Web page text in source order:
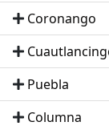
Coronango
Puebla
Columna